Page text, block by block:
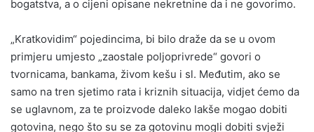
bogatstva, a o cijeni opisane nekretnine da i ne govorimo.
„Kratkovidim“ pojedincima, bi bilo draže da se u ovom
primjeru umjesto „zaostale poljoprivrede“ govori o
tvornicama, bankama, živom kešu i sl. Međutim, ako se
samo na tren sjetimo rata i kriznih situacija, vidjet ćemo da
se uglavnom, za te proizvode daleko lakše mogao dobiti
gotovina, nego što su se za gotovinu mogli dobiti svježi